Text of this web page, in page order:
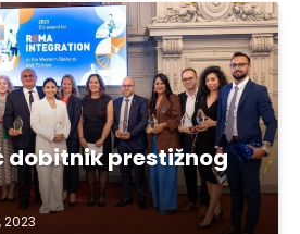
dobitnik prestižnog
2023